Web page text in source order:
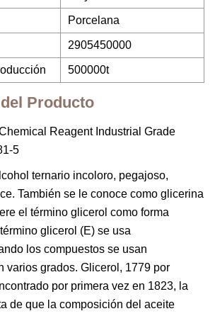
Porcelana
2905450000
500000t
Producto
ternario incoloro, pegajoso,
También se le conoce como glicerina
el término glicerol como forma
glicerol (E) se usa
los compuestos se usan
varios grados. Glicerol, 1779 por
por primera vez en 1823, la
de que la composición del aceite